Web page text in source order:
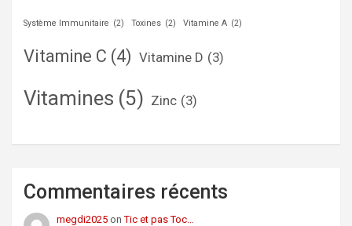
Système Immunitaire (2) Toxines (2) Vitamine A (2)
Vitamine C (4) Vitamine D (3)
Vitamines (5) Zinc (3)
Commentaires récents
megdi2025 onTic et pas Toc…